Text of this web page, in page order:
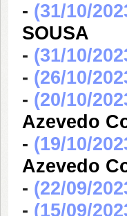
- (31/10/
SOUSA
- (31/10/
- (26/10/
- (20/10/
Azevedo
- (19/10/
Azevedo
- (22/09/
- (15/09/